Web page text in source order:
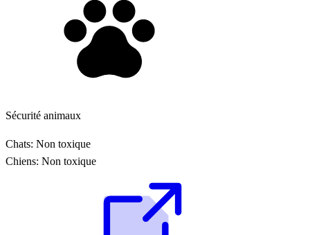
Sécurité animaux
Chats: Non toxique
Chiens: Non toxique